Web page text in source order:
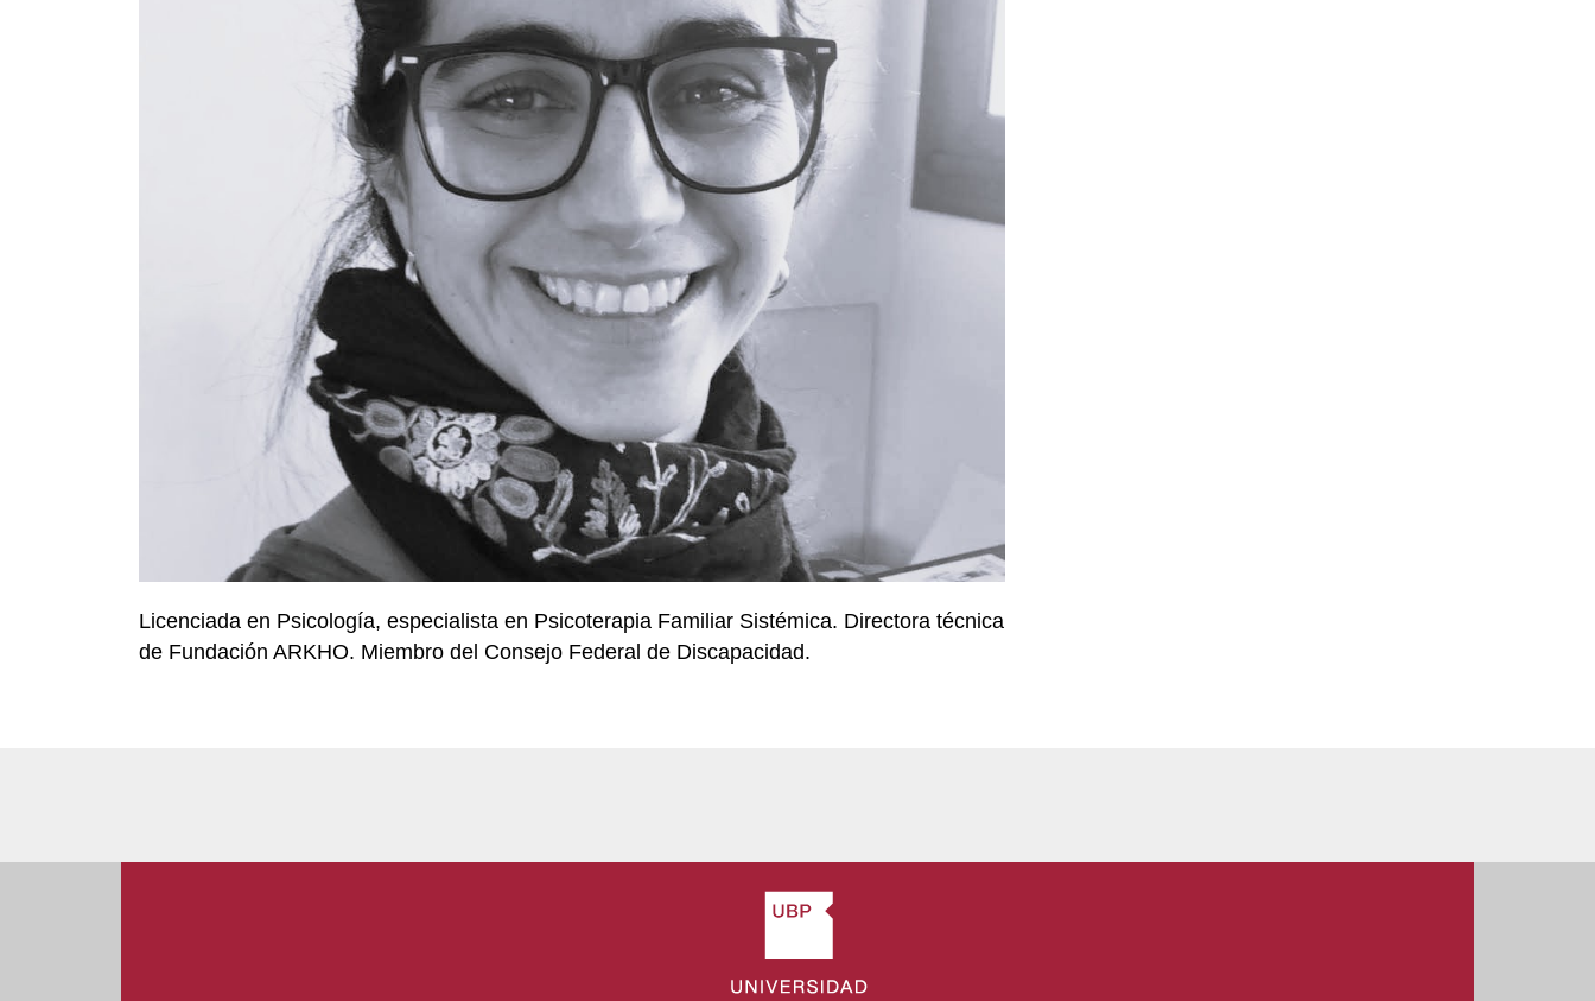
Licenciada en Psicología, especialista en Psicoterapia Familiar Sistémica. Directora técnica
de Fundación ARKHO. Miembro del Consejo Federal de Discapacidad.